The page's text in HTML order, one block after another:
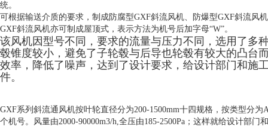
统。
可根据输送介质的要求，制成防腐型GXF斜流风机、防爆型GXF斜流风
GXF斜流风机亦可制成屋顶式，表示方法为机号后加字母“W”。
该风机因型号不同，要求的流量与压力不同，选用了多
毂锥度较小，避免了子轮毂与后导也轮毂有较大的凸台
效率，降低了噪声，达到了设计要求，给设计部门和施
件。
GXF系列斜流通风机按叶轮直径分为200-1500mm十四规格，按类型分
个机号。风量由2000-90000m3/h,全压由185-2500Pa；这样就给设计部